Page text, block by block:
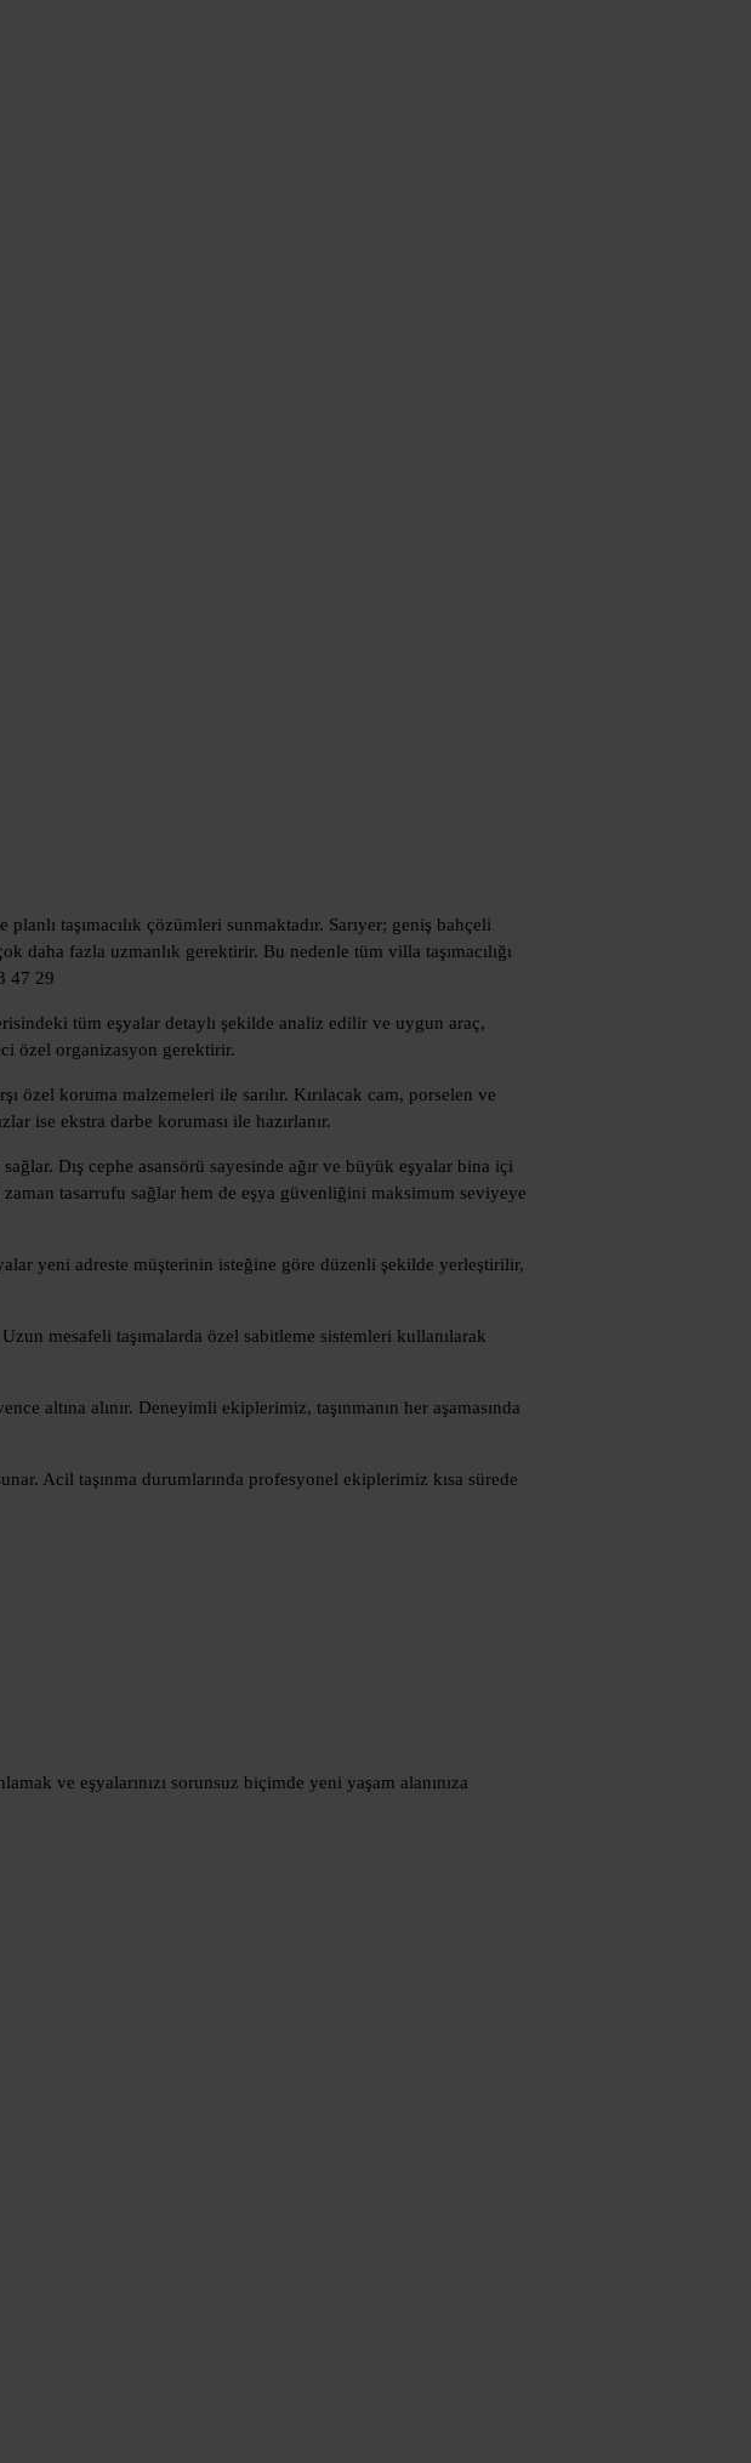
taşımacılık çözümleri sunmaktadır. Sarıyer; geniş bahçeli
daha fazla uzmanlık gerektirir. Bu nedenle tüm villa taşımacılığı
47 29
tüm eşyalar detaylı şekilde analiz edilir ve uygun araç,
özel organizasyon gerektirir.
koruma malzemeleri ile sarılır. Kırılacak cam, porselen ve
ise ekstra darbe koruması ile hazırlanır.
Dış cephe asansörü sayesinde ağır ve büyük eşyalar bina içi
tasarrufu sağlar hem de eşya güvenliğini maksimum seviyeye
yeni adreste müşterinin isteğine göre düzenli şekilde yerleştirilir,
mesafeli taşımalarda özel sabitleme sistemleri kullanılarak
altına alınır. Deneyimli ekiplerimiz, taşınmanın her aşamasında
Acil taşınma durumlarında profesyonel ekiplerimiz kısa sürede
ve eşyalarınızı sorunsuz biçimde yeni yaşam alanınıza